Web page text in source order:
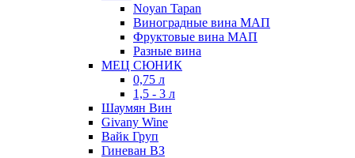
Noyan Tapan
Виноградные вина МАП
Фруктовые вина МАП
Разные вина
МЕЦ СЮНИК
0,75 л
1,5 - 3 л
Шаумян Вин
Givany Wine
Вайк Груп
Гиневан ВЗ